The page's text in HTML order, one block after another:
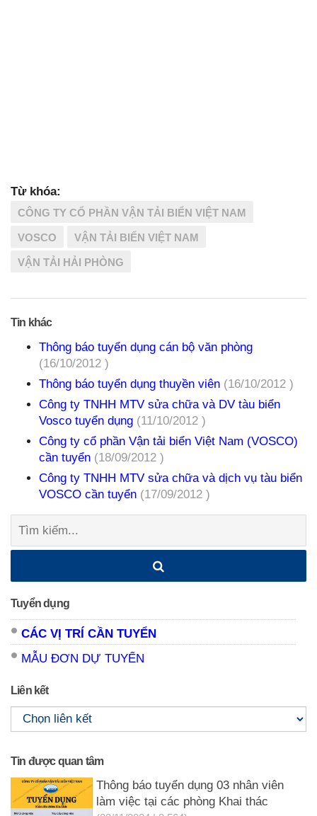
Từ khóa:
CÔNG TY CỔ PHẦN VẬN TẢI BIỂN VIỆT NAM
VOSCO VẬN TẢI BIỂN VIỆT NAM
VẬN TẢI HẢI PHÒNG
Tin khác
Thông báo tuyển dụng cán bộ văn phòng
(16/10/2012 )
Thông báo tuyển dụng thuyền viên (16/10/2012 )
Công ty TNHH MTV sửa chữa và DV tàu biển
Vosco tuyển dụng (11/10/2012 )
Công ty cổ phần Vận tải biển Việt Nam (VOSCO)
cần tuyển (18/09/2012 )
Công ty TNHH MTV sửa chữa và dịch vụ tàu biển
VOSCO cần tuyển (17/09/2012 )
Tìm
kiếm:
Tuyển dụng
CÁC VỊ TRÍ CẦN TUYỂN
MẪU ĐƠN DỰ TUYỂN
Liên kết
Tin được quan tâm
Thông báo tuyển dụng 03 nhân viên
làm việc tại các phòng Khai thác